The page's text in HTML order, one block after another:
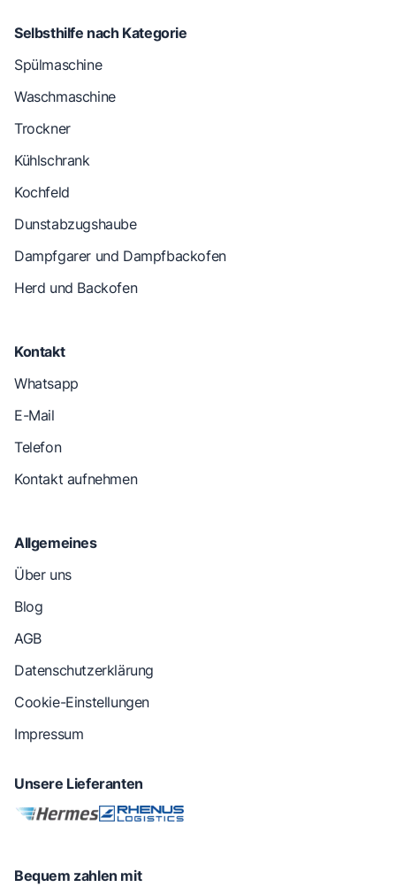
Selbsthilfe nach Kategorie
Spülmaschine
Waschmaschine
Trockner
Kühlschrank
Kochfeld
Dunstabzugshaube
Dampfgarer und Dampfbackofen
Herd und Backofen
Kontakt
Whatsapp
E-Mail
Telefon
Kontakt aufnehmen
Allgemeines
Über uns
Blog
AGB
Datenschutzerklärung
Cookie-Einstellungen
Impressum
Unsere Lieferanten
Bequem zahlen mit